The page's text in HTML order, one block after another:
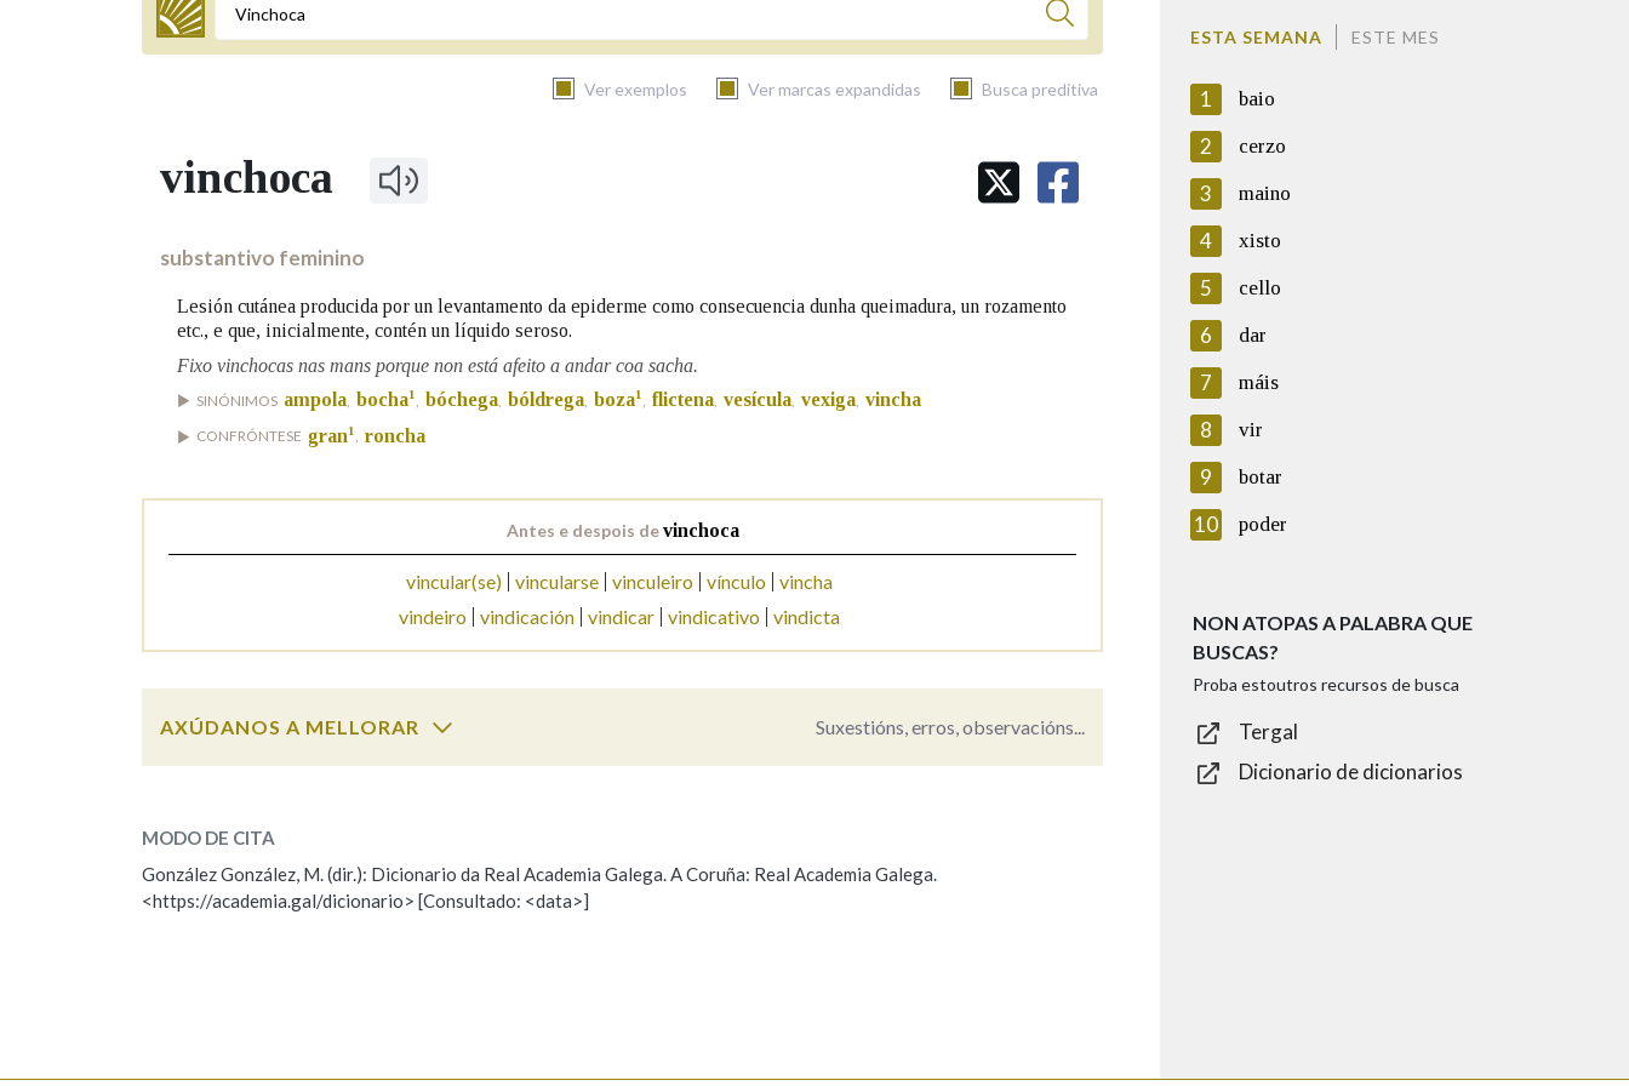
Termo a buscar
Ver exemplos Ver marcas expandidas Busca preditiva
BUSCAR NOS LEMAS
Remata por
Contén
Pertence a
LIMPAR BUSCA
vinchoca
substantivo feminino
Lesión cutánea producida por un levantamento da epiderme como consecuencia dunha queimadura, un rozamento
etc., e que, inicialmente, contén un líquido seroso.
Fixo vinchocas nas mans porque non está afeito a andar coa sacha.
SINÓNIMOS ampola, bocha1, bóchega, bóldrega, boza1, flictena, vesícula, vexiga, vincha
CONFRÓNTESE gran1, roncha
Antes e despois devinchoca
vincular(se) vincularse vinculeiro vínculo vincha
vindeiro vindicación vindicar vindicativo vindicta
AXÚDANOS A MELLORAR Suxestións, erros, observacións...
ESCOLLE UNHA OPCIÓN:
Observación Hai un erro na palabra Propoño mellorar a definición
MODO DE CITA
González González, M. (dir.): Dicionario da Real Academia Galega. A Coruña: Real Academia Galega.
<https://academia.gal/dicionario> [Consultado: <data>]
ESTA SEMANA ESTE MES
1 baio
2 cerzo
3 maino
4 xisto
5 cello
6 dar
7 máis
8 vir
9 botar
10 poder
NON ATOPAS A PALABRA QUE
BUSCAS?
Proba estoutros recursos de busca
Tergal
Dicionario de dicionarios